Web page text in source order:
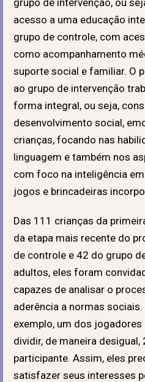
acesso a uma educação
grupo de controle, com
como acompanhamento
suporte social e familiar. O
ao grupo de intervenção
forma integral, ou seja,
desenvolvimento social,
crianças, focando nas
linguagem e também nos
com foco na inteligência
jogos e brincadeiras
Das 111 crianças da
da etapa mais recente do
de controle e 42 do grupo
adultos, eles foram
capazes de analisar o
aderência a normas
exemplo, um dos
dividir, de maneira
participante. Assim, eles
satisfazer seus interesses